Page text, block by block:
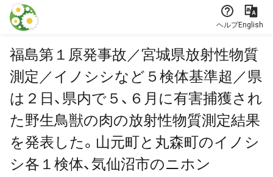
本文に飛ぶ
ヘルプEnglish
福島第１原発事故／宮城県放射性物質
測定／イノシシなど５検体基準超／県
は２日、県内で５、６月に有害捕獲され
た野生鳥獣の肉の放射性物質測定結果
を発表した。山元町と丸森町のイノシ
シ各１検体、気仙沼市のニホン